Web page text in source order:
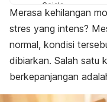
Gejala
Penyebab
Penanganan
Merasa kehilangan
stres yang intens?
normal, kondisi
dibiarkan. Salah satu
berkepanjangan